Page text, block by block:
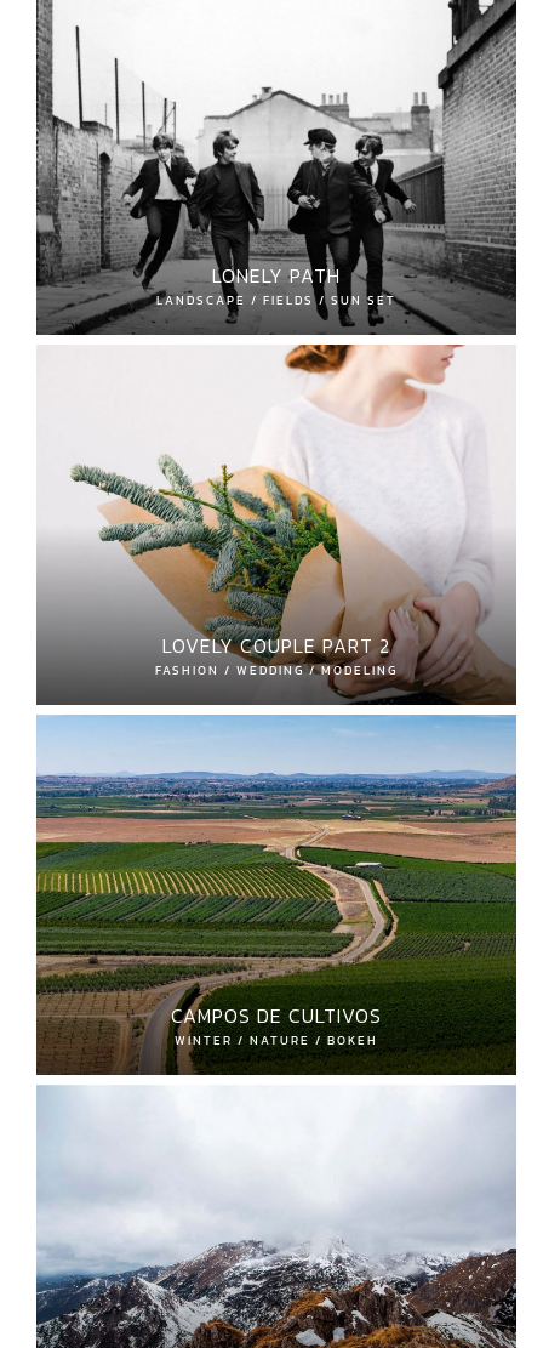
LONELY PATH
LANDSCAPE / FIELDS / SUN SET
LOVELY COUPLE PART 2
FASHION / WEDDING / MODELING
CAMPOS DE CULTIVOS
WINTER / NATURE / BOKEH